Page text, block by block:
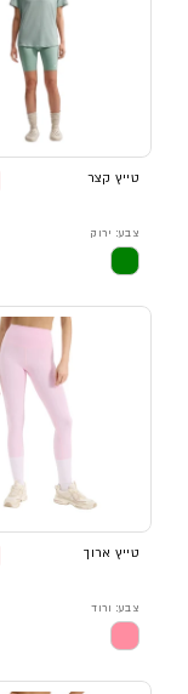
טייץ קצר
צבע: ירוק
טייץ ארוך
צבע: ורוד